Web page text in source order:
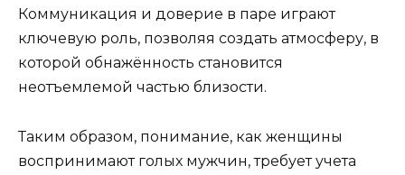
Коммуникация и доверие в паре играют
ключевую роль, позволяя создать атмосферу, в
которой обнажённость становится
неотъемлемой частью близости.
Таким образом, понимание, как женщины
воспринимают голых мужчин, требует учета